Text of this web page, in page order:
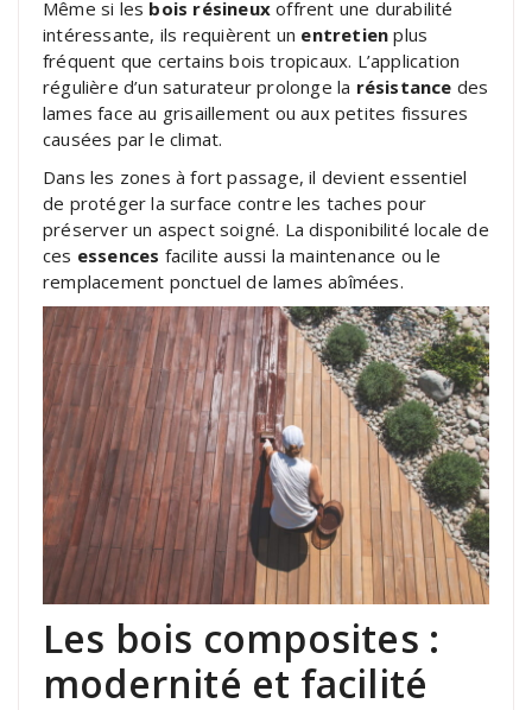
Même si les bois résineux offrent une durabilité
intéressante, ils requièrent un entretien plus
fréquent que certains bois tropicaux. L’application
régulière d’un saturateur prolonge la résistance des
lames face au grisaillement ou aux petites fissures
causées par le climat.
Dans les zones à fort passage, il devient essentiel
de protéger la surface contre les taches pour
préserver un aspect soigné. La disponibilité locale de
ces essences facilite aussi la maintenance ou le
remplacement ponctuel de lames abîmées.
Les bois composites :
modernité et facilité